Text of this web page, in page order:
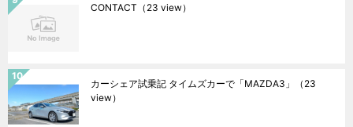
CONTACT （23 view）
カーシェア試乗記 タイムズカーで「MAZDA3」
（23
view）